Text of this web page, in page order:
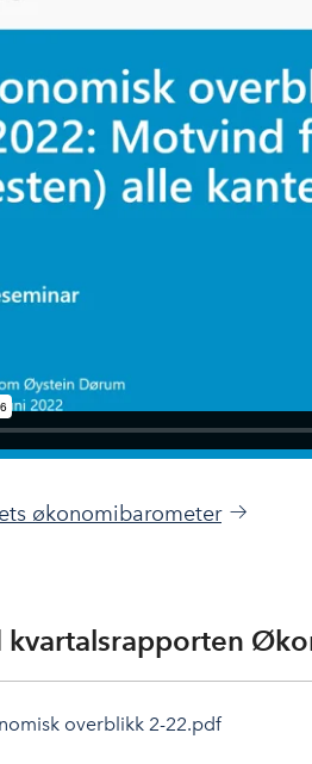
økonomibarometer
kvartalsrapporten
overblikk 2-22.pdf